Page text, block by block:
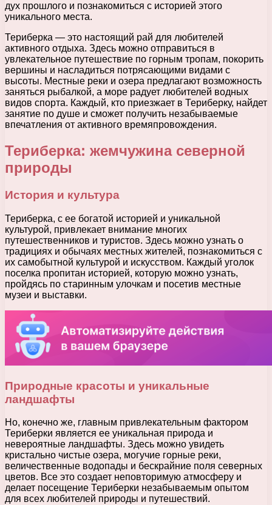
дух прошлого и познакомиться с историей этого
уникального места.
Териберка — это настоящий рай для любителей
активного отдыха. Здесь можно отправиться в
увлекательное путешествие по горным тропам, покорить
вершины и насладиться потрясающими видами с
высоты. Местные реки и озера предлагают возможность
заняться рыбалкой, а море радует любителей водных
видов спорта. Каждый, кто приезжает в Териберку, найдет
занятие по душе и сможет получить незабываемые
впечатления от активного времяпровождения.
Териберка: жемчужина северной
природы
История и культура
Териберка, с ее богатой историей и уникальной
культурой, привлекает внимание многих
путешественников и туристов. Здесь можно узнать о
традициях и обычаях местных жителей, познакомиться с
их самобытной культурой и искусством. Каждый уголок
поселка пропитан историей, которую можно узнать,
пройдясь по старинным улочкам и посетив местные
музеи и выставки.
Природные красоты и уникальные
ландшафты
Но, конечно же, главным привлекательным фактором
Териберки является ее уникальная природа и
невероятные ландшафты. Здесь можно увидеть
кристально чистые озера, могучие горные реки,
величественные водопады и бескрайние поля северных
цветов. Все это создает неповторимую атмосферу и
делает посещение Териберки незабываемым опытом
для всех любителей природы и путешествий.